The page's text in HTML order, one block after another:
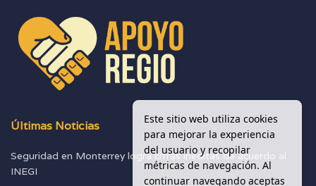
Últimas Noticias
Seguridad en Monterrey logra cifras inéditas de acuerdo al
INEGI
Este sitio web utiliza cookies
para mejorar la experiencia
del usuario y recopilar
métricas de navegación. Al
continuar navegando aceptas